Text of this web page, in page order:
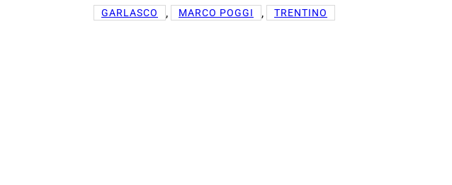
GARLASCO , MARCO POGGI , TRENTINO